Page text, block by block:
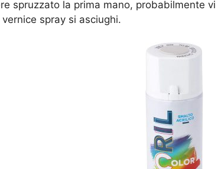
spruzzato la prima mano, probabilmente
spray si asciughi.